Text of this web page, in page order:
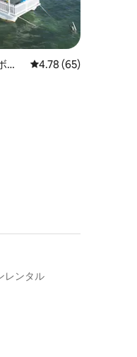
評価
ー
レビュー65件、5つ
4.78 (65)
レンタル